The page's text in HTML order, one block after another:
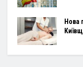
Нова